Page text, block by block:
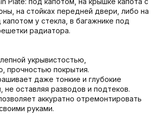
на стойках передней двери, либо на
у стекла, в багажнике под
радиатора.
укрывистостью,
прочностью покрытия.
даже тонкие и глубокие
не оставляя разводов и подтеков.
аккуратно отремонтировать
руками.